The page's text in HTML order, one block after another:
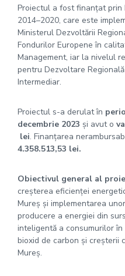
Proiectul a fost finanțat prin
2014–2020, care este
Ministerul Dezvoltării
Fondurilor Europene în
Management, iar la nivelul
pentru Dezvoltare
Intermediar.
Proiectul s-a derulat în
decembrie 2023 și avut o
lei. Finanțarea
4.358.513,53 lei.
Obiectivul general al
creșterea eficienței
Mureș şi implementarea
producere a energiei din
inteligentă a consumurilor
bioxid de carbon şi creșterii
Mureş.